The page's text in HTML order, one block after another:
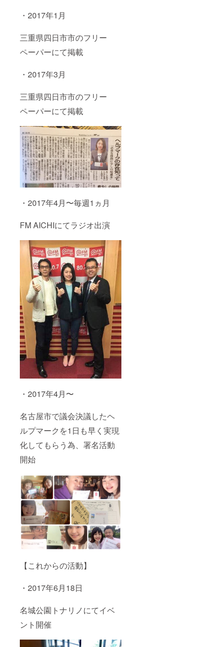
・2017年1月
三重県四日市市のフリー
ペーパーにて掲載
・2017年3月
三重県四日市市のフリー
ペーパーにて掲載
・2017年4月〜毎週1ヵ月
FM AICHIにてラジオ出演
・2017年4月〜
名古屋市で議会決議したヘ
ルプマークを1日も早く実現
化してもらう為、署名活動
開始
【これからの活動】
・2017年6月18日
名城公園トナリノにてイベ
ント開催